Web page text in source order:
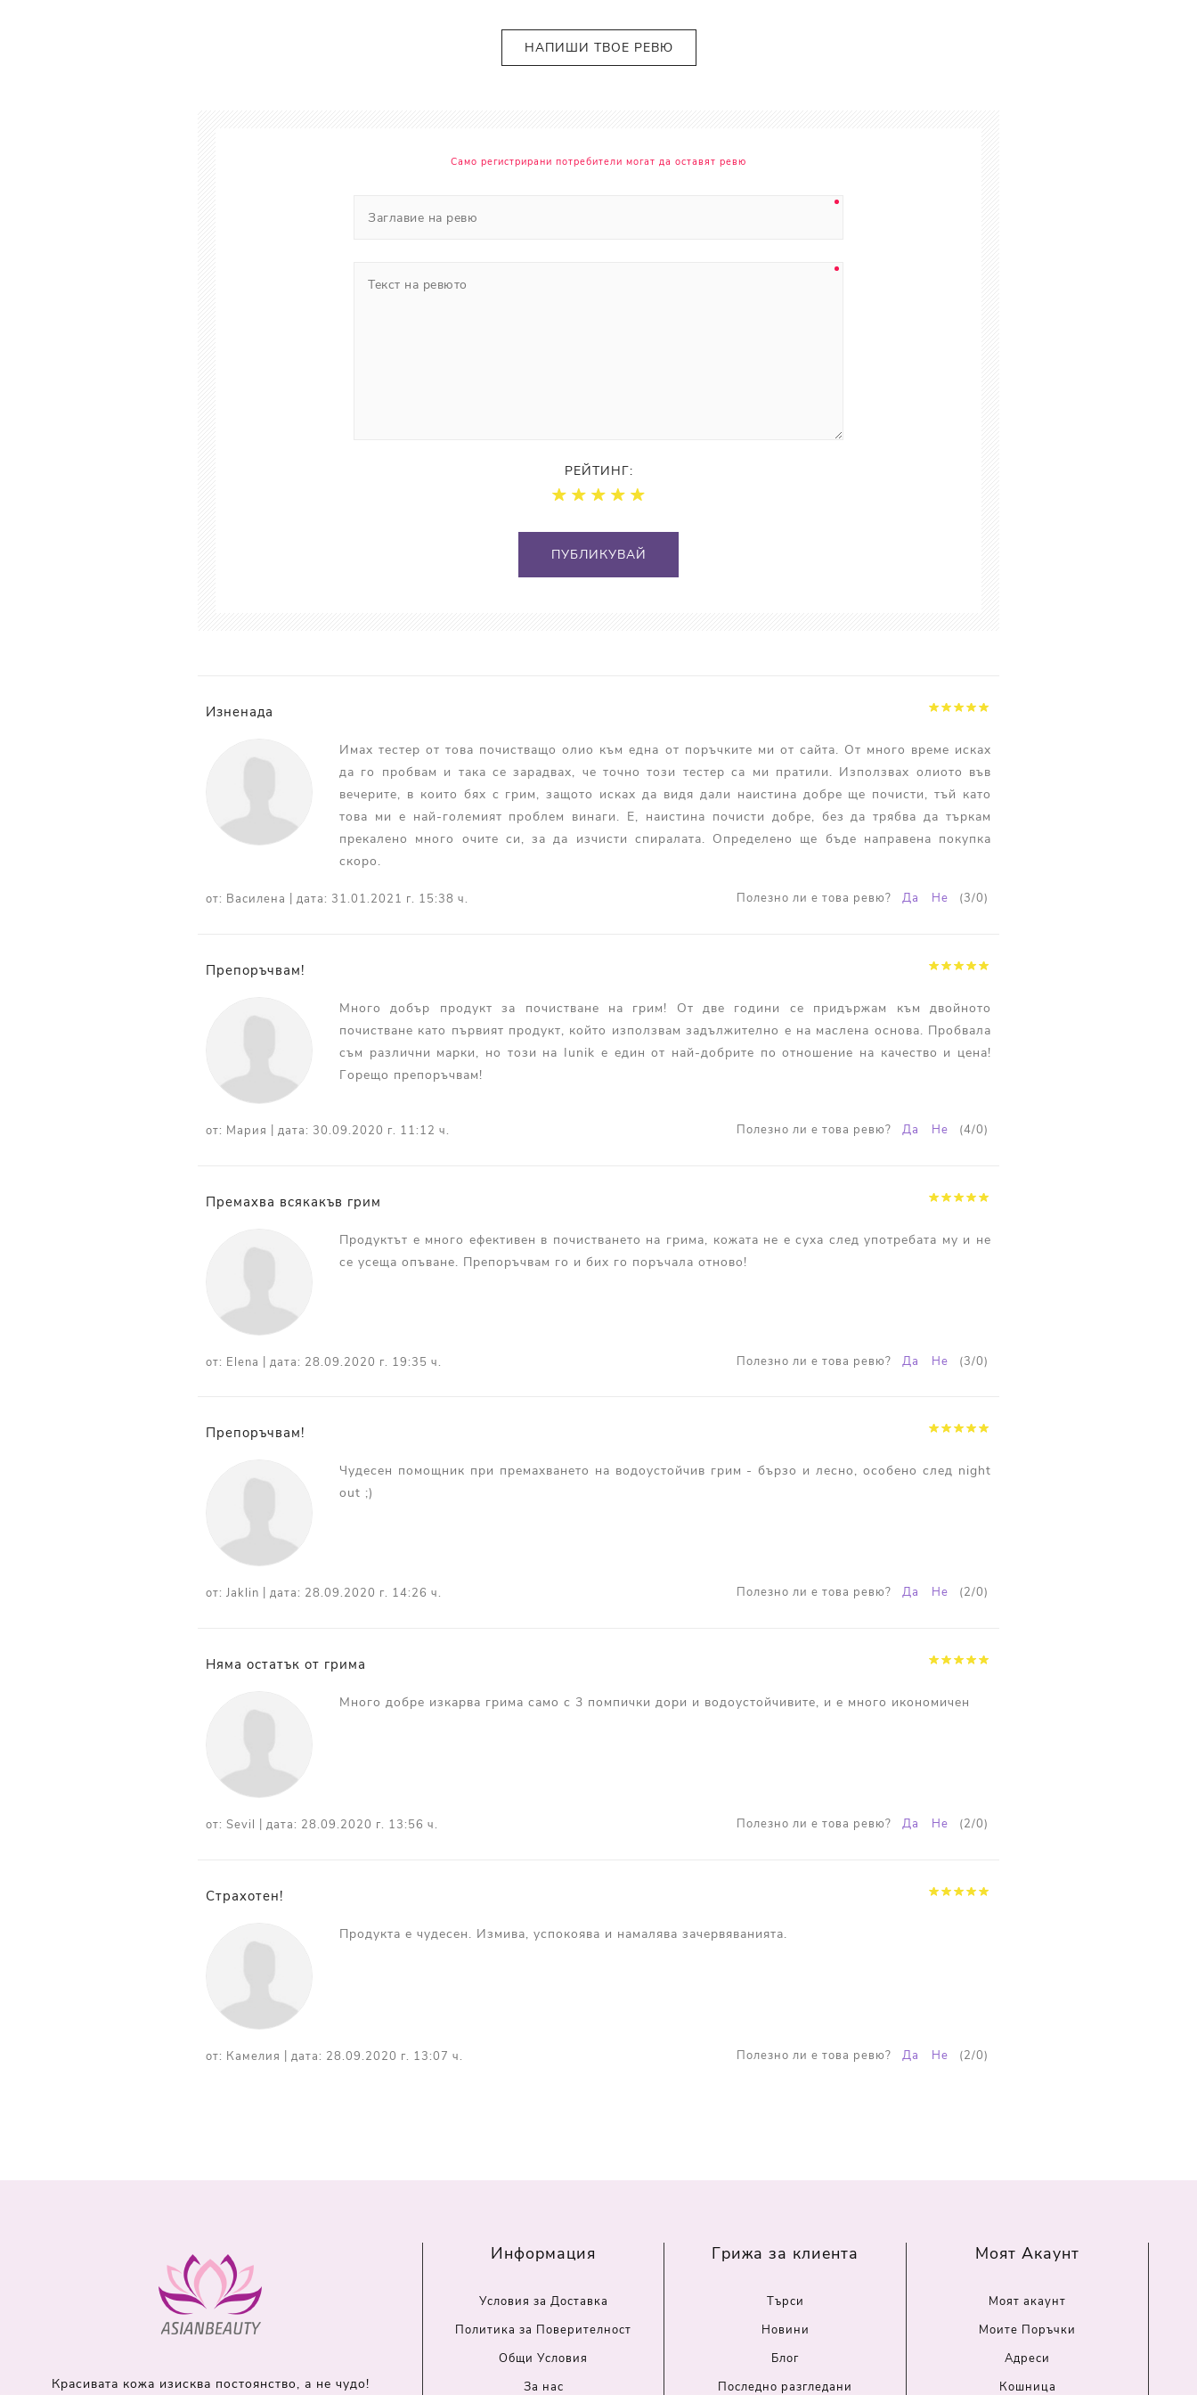
Витамин Е
НАПИШИ ТВОЕ РЕВЮ
Само регистрирани потребители могат да оставят ревю
РЕЙТИНГ:
ПУБЛИКУВАЙ
Изненада
Имах тестер от това почистващо олио към една от поръчките ми от сайта. От много време исках
да го пробвам и така се зарадвах, че точно този тестер са ми пратили. Използвах олиото във
вечерите, в които бях с грим, защото исках да видя дали наистина добре ще почисти, тъй като
това ми е най-големият проблем винаги. Е, наистина почисти добре, без да трябва да търкам
прекалено много очите си, за да изчисти спиралата. Определено ще бъде направена покупка
скоро.
от: Василена | дата: 31.01.2021 г. 15:38 ч. Полезно ли е това ревю? Да Не (3/0)
Препоръчвам!
Много добър продукт за почистване на грим! От две години се придържам към двойното
почистване като първият продукт, който използвам задължително е на маслена основа. Пробвала
съм различни марки, но този на Iunik е един от най-добрите по отношение на качество и цена!
Горещо препоръчвам!
от: Мария | дата: 30.09.2020 г. 11:12 ч. Полезно ли е това ревю? Да Не (4/0)
Премахва всякакъв грим
Продуктът е много ефективен в почистването на грима, кожата не е суха след употребата му и не
се усеща опъване. Препоръчвам го и бих го поръчала отново!
от: Elena | дата: 28.09.2020 г. 19:35 ч. Полезно ли е това ревю? Да Не (3/0)
Препоръчвам!
Чудесен помощник при премахването на водоустойчив грим - бързо и лесно, особено след night
out ;)
от: Jaklin дата: 28.09.2020 г. 14:26 ч. Полезно ли е това ревю? Да Не (2/0)
Няма остатък от грима
Много добре изкарва грима само с 3 помпички дори и водоустойчивите, и е много икономичен
от: Sevil дата: 28.09.2020 г. 13:56 ч. Полезно ли е това ревю? Да Не (2/0)
Страхотен!
Продукта е чудесен. Измива, успокоява и намалява зачервяванията.
от: Камелия | дата: 28.09.2020 г. 13:07 ч. Полезно ли е това ревю? Да Не (2/0)
Красивата кожа изисква постоянство, а не чудо!
Информация
Условия за Доставка
Политика за Поверителност
Общи Условия
За нас
Грижа за клиента
Търси
Новини
Блог
Последно разгледани
Моят Акаунт
Моят акаунт
Моите Поръчки
Адреси
Кошница